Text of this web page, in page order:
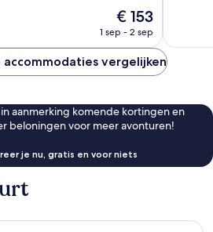
De
prijs
is
€ 153
€ 153
1 sep - 2 sep
accommodaties vergelijken
aanmerking komende kortingen en
beloningen voor meer avonturen!
je nu, gratis en voor niets